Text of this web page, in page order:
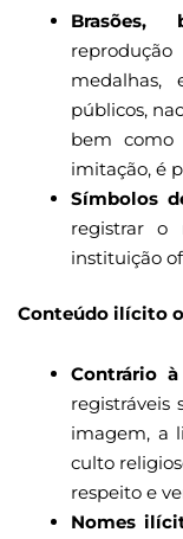
Brasões,
medalhas,
públicos,
bem como
imitação, é
Símbolos
registrar
instituição
Conteúdo ilícito
Contrário
registráveis
imagem, a
culto
respeito e
Nomes